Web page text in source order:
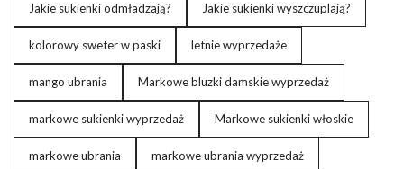
Jakie sukienki odmładzają? Jakie sukienki wyszczuplają?
kolorowy sweter w paski letnie wyprzedaże
mango ubrania Markowe bluzki damskie wyprzedaż
markowe sukienki wyprzedaż Markowe sukienki włoskie
markowe ubrania markowe ubrania wyprzedaż